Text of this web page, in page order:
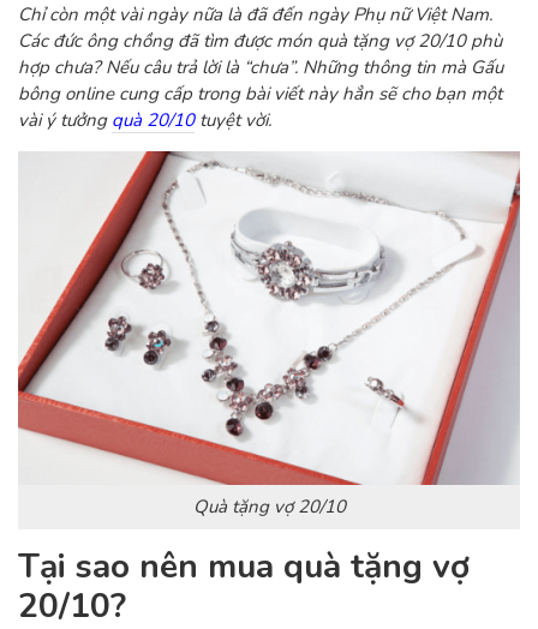
Chỉ còn một vài ngày nữa là đã đến ngày Phụ nữ Việt Nam.
Các đức ông chồng đã tìm được món quà tặng vợ 20/10phù
hợp chưa? Nếu câu trả lời là “chưa”. Những thông tin mà Gấu
bông online cung cấp trong bài viết này hẳn sẽ cho bạn một
vài ý tưởng quà 20/10tuyệt vời.
Quà tặng vợ 20/10
Tại sao nên mua quà tặng vợ
20/10?